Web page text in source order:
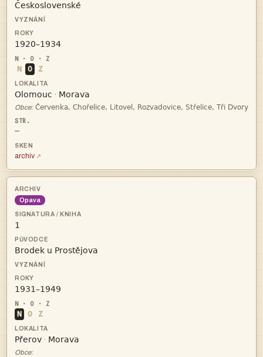


N O Z
 · 
Obce: 
—
archiv
Opava



N O Z
 · 
Obce: